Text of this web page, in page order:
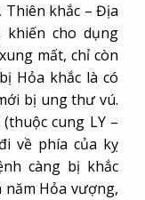
Thiên khắc – Địa
khiến cho dụng
mất, chỉ còn
Hỏa khắc là có
bị ung thư vú.
cung LY –
về phía của kỵ
càng bị khắc
năm Hỏa vượng,